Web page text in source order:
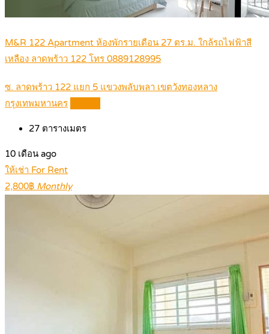
M&R 122 Apartment ห้องพักรายเดือน 27 ตร.ม. ใกล้รถไฟฟ้าสี
เหลือง ลาดพร้าว 122 โทร 0889128995
ซ. ลาดพร้าว 122 แยก 5 แขวงพลับพลา เขตวังทองหลาง
กรุงเทพมหานคร
27 ตารางเมตร
10 เดือน ago
ให้เช่า For Rent
2,800฿ Monthly